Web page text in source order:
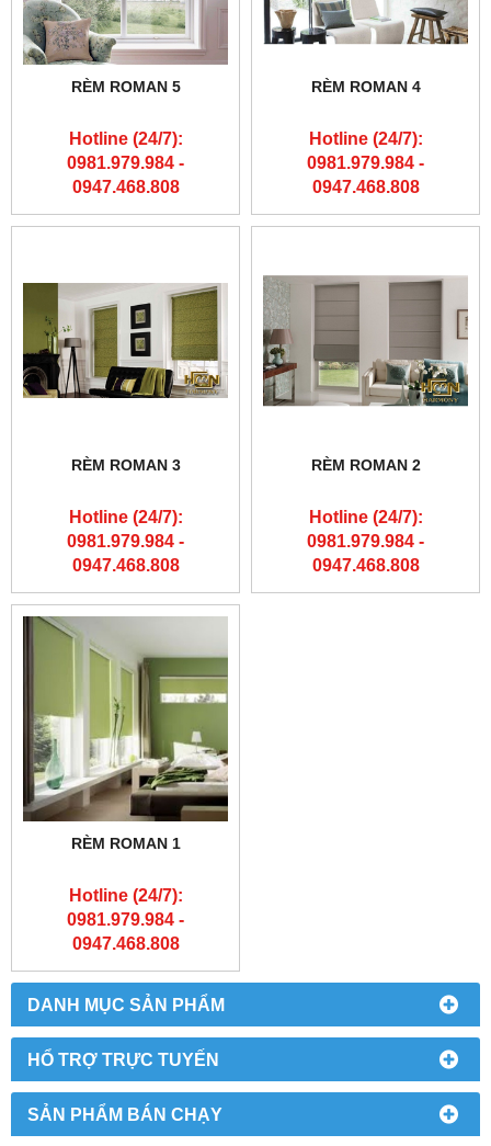
DANH MỤC SẢN PHẨM
HỔ TRỢ TRỰC TUYẾN
SẢN PHẨM BÁN CHẠY
RÈM ROMAN 5
Hotline (24/7):
0981.979.984 -
0947.468.808
RÈM ROMAN 4
Hotline (24/7):
0981.979.984 -
0947.468.808
RÈM ROMAN 3
Hotline (24/7):
0981.979.984 -
0947.468.808
RÈM ROMAN 2
Hotline (24/7):
0981.979.984 -
0947.468.808
RÈM ROMAN 1
Hotline (24/7):
0981.979.984 -
0947.468.808